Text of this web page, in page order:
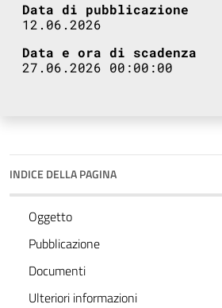
Data di pubblicazione
12.06.2026
Data e ora di scadenza
27.06.2026 00:00:00
INDICE DELLA PAGINA
Oggetto
Pubblicazione
Documenti
Ulteriori informazioni